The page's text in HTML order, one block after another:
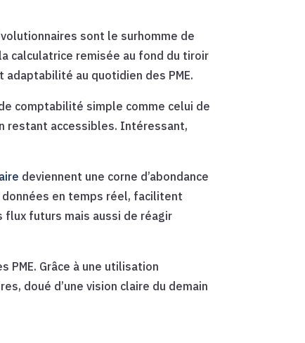
sont le surhomme de
calculatrice remisée au fond du tiroir
au quotidien des PME.
comptabilité simple comme celui de
restant accessibles. Intéressant,
deviennent une corne d’abondance
en temps réel, facilitent
flux futurs mais aussi de réagir
PME. Grâce à une utilisation
doué d’une vision claire du demain